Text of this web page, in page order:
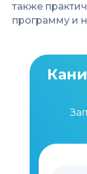
также
программу и